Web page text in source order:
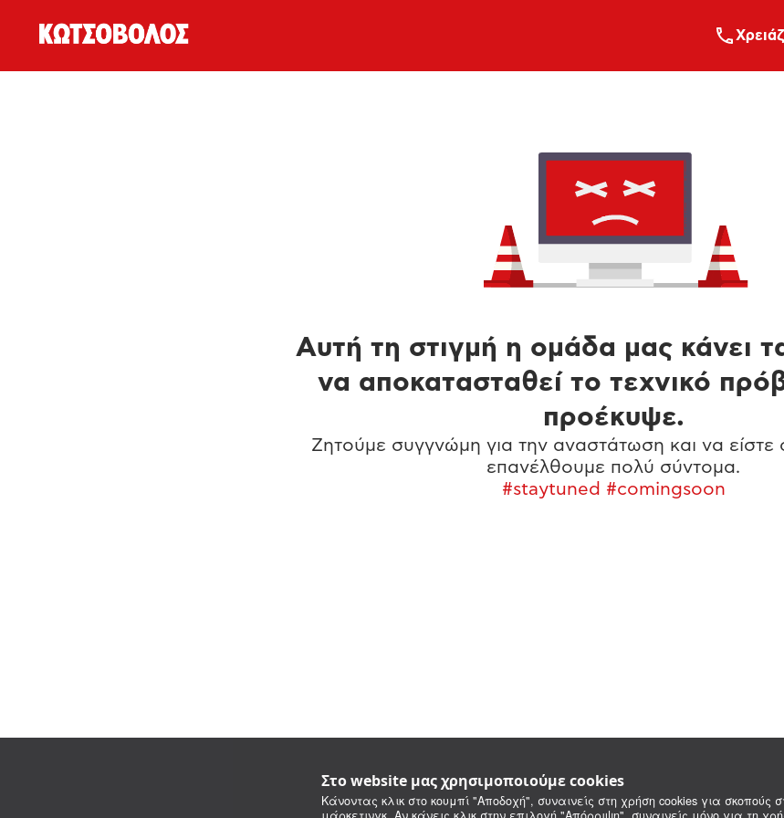
Στο website μας χρησιμοποιούμε cookies
Κάνοντας κλικ στο κουμπί "Αποδοχή", συναινείς στη χρήση cookies για σκοπούς
Αυτή τη στιγμή η ομάδα μας κάνει
να αποκατασταθεί το τεχνικό
προέκυψε.
Ζητούμε συγγνώμη για την αναστάτωση και να είστε
επανέλθουμε πολύ σύντομα.
#staytuned #comingsoon